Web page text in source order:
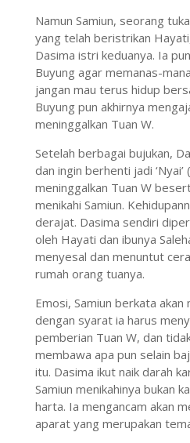
Namun Samiun, seorang
yang telah beristrikan
Dasima istri keduanya. Ia
Buyung agar memanas-
jangan mau terus hidup
Buyung pun akhirnya
meninggalkan Tuan W.
Setelah berbagai bujukan,
dan ingin berhenti jadi
meninggalkan Tuan W
menikahi Samiun.
derajat. Dasima sendiri
oleh Hayati dan ibunya
menyesal dan menuntut
rumah orang tuanya.
Emosi, Samiun berkata akan
dengan syarat ia harus
pemberian Tuan W, dan
membawa apa pun selain
itu. Dasima ikut naik darah
Samiun menikahinya bukan
harta. Ia mengancam akan
aparat yang merupakan